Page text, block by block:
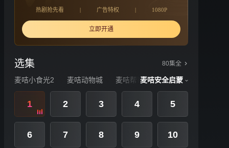
热剧抢先看 | 广告特权 | 1080P
立即开通
选集 80集全
麦咭小食光2 麦咭动物城 麦咭帮帮队 麦咭安全启蒙
麦咭安全启蒙
1 2 3 4 5
6 7 8 9 10